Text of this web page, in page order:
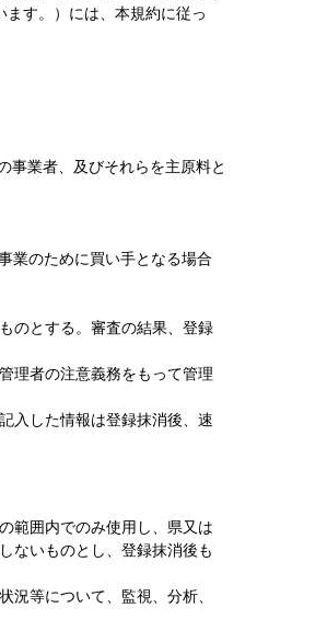
す。）には、本規約に従っ
事業者、及びそれらを主原料と
業のために買い手となる場合
のとする。審査の結果、登録
理者の注意義務をもって管理
入した情報は登録抹消後、速
範囲内でのみ使用し、県又は
ないものとし、登録抹消後も
況等について、監視、分析、